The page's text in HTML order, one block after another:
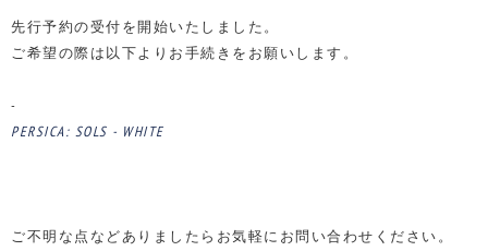
先行予約の受付を開始いたしました。
ご希望の際は以下よりお手続きをお願いします。
-
PERSICA: SOLS - WHITE
ご不明な点などありましたらお気軽にお問い合わせください。